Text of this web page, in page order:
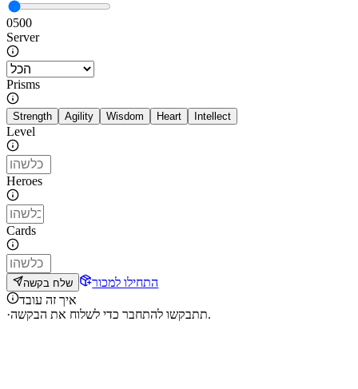
0500
Server
Prisms
Strength Agility Wisdom Heart Intellect
Level
Heroes
Cards
שלח בקשה
התחילו למכור
איך זה עובד
·
תתבקשו להתחבר כדי לשלוח את הבקשה.